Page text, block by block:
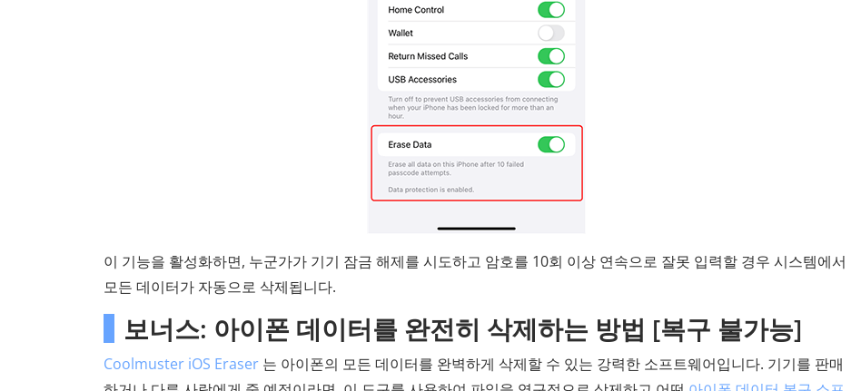
이 기능을 활성화하면, 누군가가 기기 잠금 해제를 시도하고 암호를 10회 이상 연속으로 잘못 입력할 경우 시스템에서
모든 데이터가 자동으로 삭제됩니다.
보너스: 아이폰 데이터를 완전히 삭제하는 방법 [복구 불가능]
Coolmuster iOS Eraser 는 아이폰의 모든 데이터를 완벽하게 삭제할 수 있는 강력한 소프트웨어입니다. 기기를 판매